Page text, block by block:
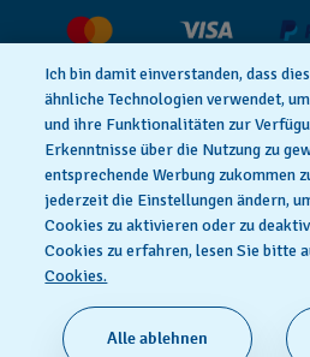
Verkaufs- &
Vertrag widerrufen
Datenschutzbedingungen
Nutzungsbedingungen
SWISS MADE
Ich bin damit einverstanden, dass
ähnliche Technologien verwendet,
und ihre Funktionalitäten zur
Erkenntnisse über die Nutzung zu
entsprechende Werbung zukommen
jederzeit die Einstellungen ändern,
Cookies zu aktivieren oder zu
Cookies zu erfahren, lesen Sie bitte
Cookies.
Alle ablehnen